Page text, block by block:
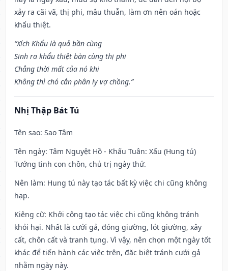
xảy ra cãi vã, thị phi, mâu thuẫn, làm ơn nên oán hoặc
khẩu thiệt.
“Xích Khẩu là quả bần cùng
Sinh ra khẩu thiệt bàn cùng thị phi
Chẳng thời mất của nó khi
Không thì chó cắn phân ly vợ chồng.”
Nhị Thập Bát Tú
Tên sao: Sao Tâm
Tên ngày: Tâm Nguyệt Hồ - Khấu Tuân: Xấu (Hung tú)
Tướng tinh con chồn, chủ trị ngày thứ.
Nên làm: Hung tú này tạo tác bất kỳ việc chi cũng không
hạp.
Kiêng cữ: Khởi công tạo tác việc chi cũng không tránh
khỏi hại. Nhất là cưới gả, đóng giường, lót giường, xây
cất, chôn cất và tranh tụng. Vì vậy, nên chọn một ngày tốt
khác để tiến hành các việc trên, đặc biệt tránh cưới gả
nhằm ngày này.